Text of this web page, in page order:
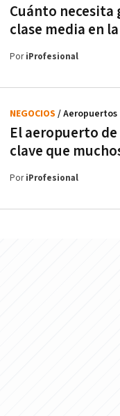
Cuánto necesita
clase media en
PoriProfesional
El aeropuerto
clave que
NEGOCIOS / Aeropuertos
PoriProfesional